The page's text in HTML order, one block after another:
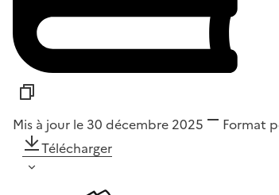
Mis à jour le 30 décembre 2025 Format
Télécharger